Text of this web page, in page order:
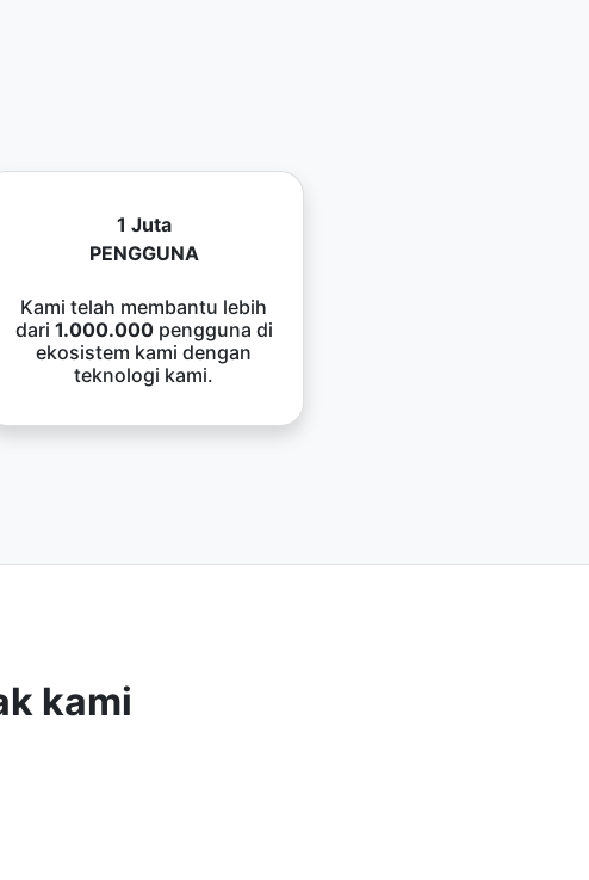
1 Juta
PENGGUNA
Kami telah membantu lebih
dari 1.000.000pengguna di
ekosistem kami dengan
teknologi kami.
kami